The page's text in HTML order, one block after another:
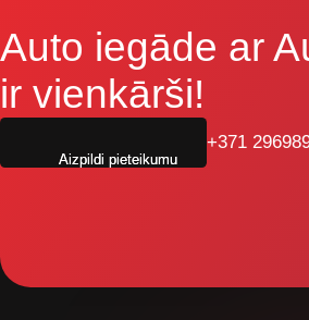
Auto iegāde ar
ir vienkārši!
+371